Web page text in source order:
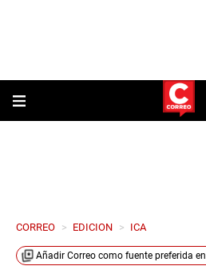
CORREO > EDICION > ICA
Añadir Correo como fuente preferida en